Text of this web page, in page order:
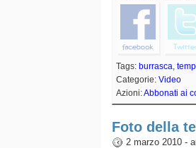
Tags: burrasca
Categorie: Video
Azioni:Abbonati ai
Foto della
2 marzo 2010 -